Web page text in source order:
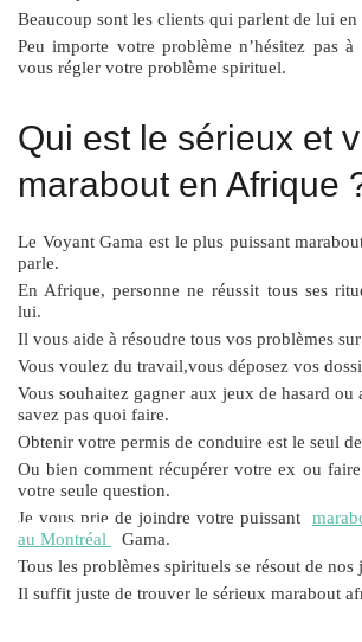
Beaucoup sont les clients qui parlent de lui en
Peu importe votre problème n’hésitez pas
vous régler votre problème spirituel.
Qui est le sérieux et
marabout en Afrique
Le Voyant Gama est le plus puissant
parle.
En Afrique, personne ne réussit tous ses
lui.
Il vous aide à résoudre tous vos problèmes
Vous voulez du travail,vous déposez vos
Vous souhaitez gagner aux jeux de hasard ou
savez pas quoi faire.
Obtenir votre permis de conduire est le seul
Ou bien comment récupérer votre ex ou
votre seule question.
Je vous prie de joindre votre puissant
au Montréal
Gama.
Tous les problèmes spirituels se résout de nos
Il suffit juste de trouver le sérieux marabout